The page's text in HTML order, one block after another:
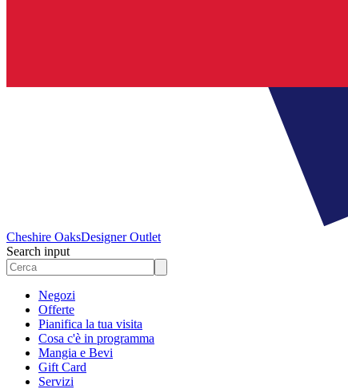
Cheshire OaksDesigner Outlet
Search input
Negozi
Offerte
Pianifica la tua visita
Cosa c'è in programma
Mangia e Bevi
Gift Card
Servizi